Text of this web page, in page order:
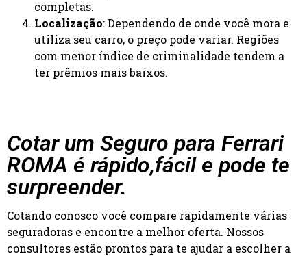
completas.
Localização: Dependendo de onde você mora e
utiliza seu carro, o preço pode variar. Regiões
com menor índice de criminalidade tendem a
ter prêmios mais baixos.
Cotar um Seguro para Ferrari
ROMA é rápido,fácil e pode te
surpreender.
Cotando conosco você compare rapidamente várias
seguradoras e encontre a melhor oferta. Nossos
consultores estão prontos para te ajudar a escolher a